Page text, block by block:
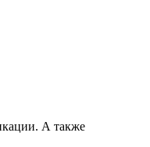
А также